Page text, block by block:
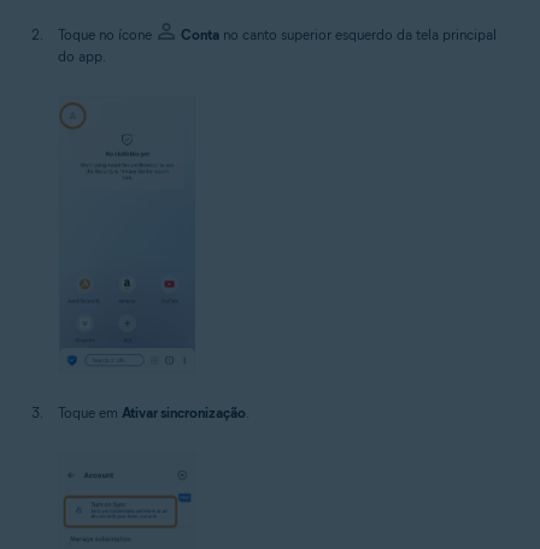
Toque no ícone Conta no canto superior esquerdo da tela principal
do app.
Toque em Ativar sincronização.